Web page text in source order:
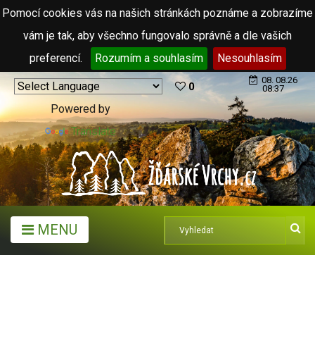
Pomocí cookies vás na našich stránkách poznáme a zobrazíme
vám je tak, aby všechno fungovalo správně a dle vašich
preferencí.
Rozumím a souhlasím Nesouhlasím
Powered by
Translate
0
08. 08.26
08:37
MENU